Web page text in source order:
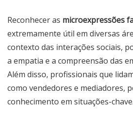
Reconhecer as microexpressões
extremamente útil em diversas
contexto das interações sociais,
a empatia e a compreensão das
Além disso, profissionais que
como vendedores e mediadores,
conhecimento em situações-chave.